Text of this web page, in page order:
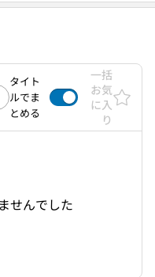
タイト
ルでま
とめる
一括
お気
に入
り
せんでした